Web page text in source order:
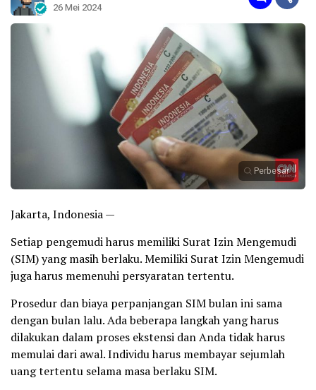
26 Mei 2024
Perbesar
Jakarta, Indonesia —
Setiap pengemudi harus memiliki Surat Izin Mengemudi
(SIM) yang masih berlaku. Memiliki Surat Izin Mengemudi
juga harus memenuhi persyaratan tertentu.
Prosedur dan biaya perpanjangan SIM bulan ini sama
dengan bulan lalu. Ada beberapa langkah yang harus
dilakukan dalam proses ekstensi dan Anda tidak harus
memulai dari awal. Individu harus membayar sejumlah
uang tertentu selama masa berlaku SIM.